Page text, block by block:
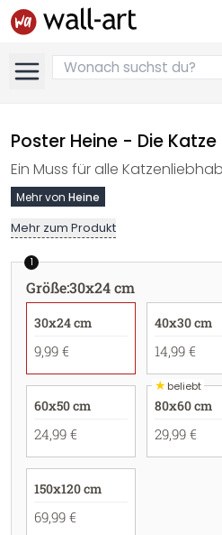
Poster Heine - Die
Ein Muss für alle
Mehr von Heine
Mehr zum Produkt
1
Größe:30x24 cm
30x24 cm
9,99 €
40x30 cm
14,99 €
60x50 cm
24,99 €
★beliebt
80x60 cm
29,99 €
150x120 cm
69,99 €